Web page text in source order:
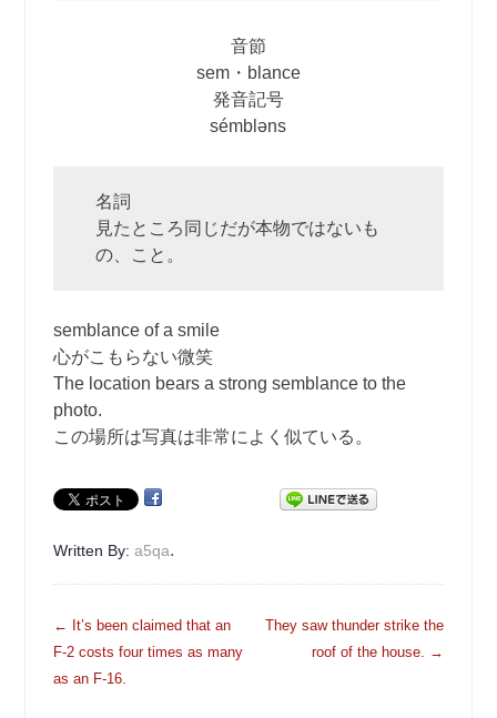
音節
sem・blance
発音記号
sémbləns
名詞
見たところ同じだが本物ではないも
の、こと。
semblance of a smile
心がこもらない微笑
The location bears a strong semblance to the
photo.
この場所は写真は非常によく似ている。
Written By:a5qa.
投
稿
ナ
←
It’s been claimed that an
F-2 costs four times as many
as an F-16.
They saw thunder strike the
roof of the house. →